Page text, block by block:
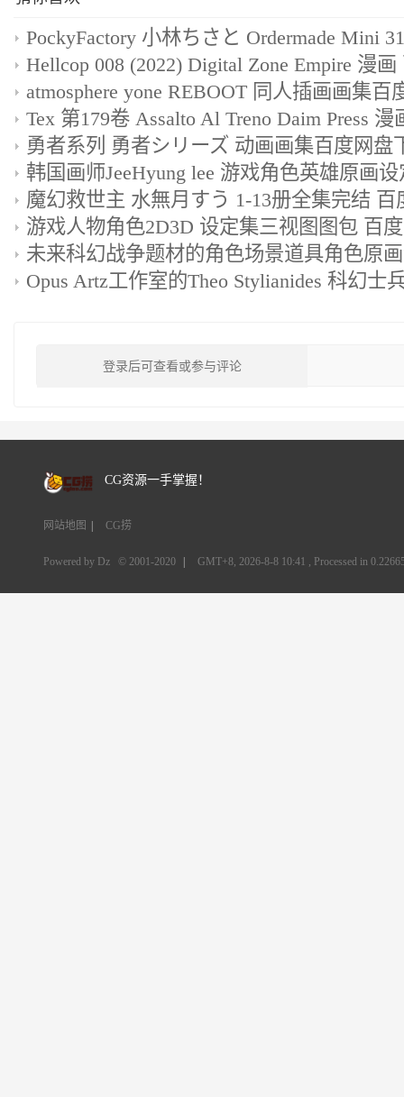
atmosphere yone REBOOT 同人插画画集百
勇者系列 勇者シリーズ 动画画集百度网盘
登录后可查看或参与评论
CG资源一手掌握！
网站地图 CG捞
Powered by Dz © 2001-2020 GMT+8, 2026-8-8 10:41 , Processed in